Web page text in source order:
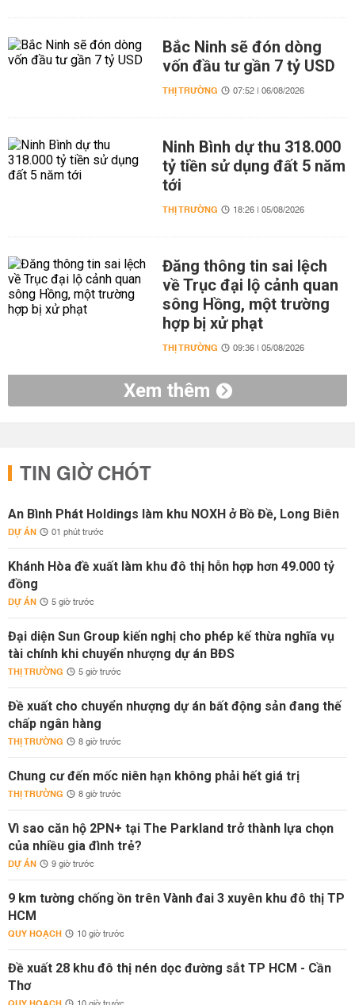
Bắc Ninh sẽ đón dòng
vốn đầu tư gần 7 tỷ USD
THỊ TRƯỜNG 07:52 | 06/08/2026
Ninh Bình dự thu 318.000
tỷ tiền sử dụng đất 5 năm
tới
THỊ TRƯỜNG 18:26 | 05/08/2026
Đăng thông tin sai lệch
về Trục đại lộ cảnh quan
sông Hồng, một trường
hợp bị xử phạt
THỊ TRƯỜNG 09:36 | 05/08/2026
Xem thêm
TIN GIỜ CHÓT
An Bình Phát Holdings làm khu NOXH ở Bồ Đề, Long Biên
DỰ ÁN 01 phút trước
Khánh Hòa đề xuất làm khu đô thị hỗn hợp hơn 49.000 tỷ
đồng
DỰ ÁN 5 giờ trước
Đại diện Sun Group kiến nghị cho phép kế thừa nghĩa vụ
tài chính khi chuyển nhượng dự án BĐS
THỊ TRƯỜNG 5 giờ trước
Đề xuất cho chuyển nhượng dự án bất động sản đang thế
chấp ngân hàng
THỊ TRƯỜNG 8 giờ trước
Chung cư đến mốc niên hạn không phải hết giá trị
THỊ TRƯỜNG 8 giờ trước
Vì sao căn hộ 2PN+ tại The Parkland trở thành lựa chọn
của nhiều gia đình trẻ?
DỰ ÁN 9 giờ trước
9 km tường chống ồn trên Vành đai 3 xuyên khu đô thị TP
HCM
QUY HOẠCH 10 giờ trước
Đề xuất 28 khu đô thị nén dọc đường sắt TP HCM - Cần
Thơ